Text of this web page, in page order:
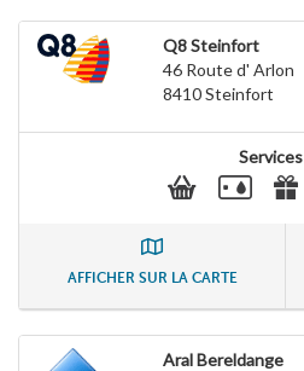
Q8 Steinfort
46 Route d' Arlon
8410Steinfort
Services
AFFICHER SUR LA CARTE
Aral Bereldange